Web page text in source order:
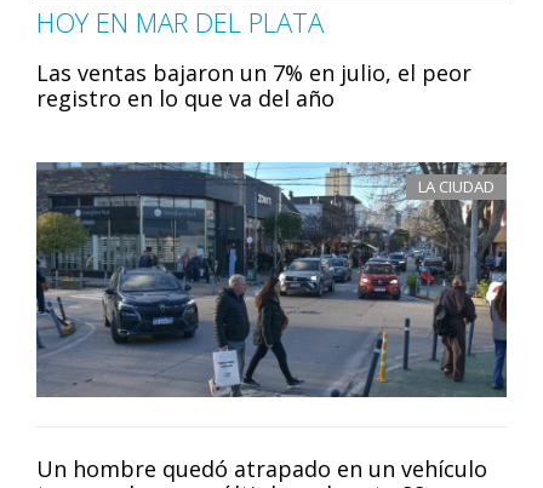
HOY EN MAR DEL PLATA
Las ventas bajaron un 7% en julio, el peor
registro en lo que va del año
LA CIUDAD
Un hombre quedó atrapado en un vehículo